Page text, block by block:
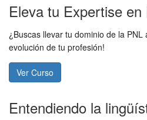
Eleva tu Expertise en
¿Buscas llevar tu dominio de la
evolución de tu profesión!
Ver Curso
Entendiendo la